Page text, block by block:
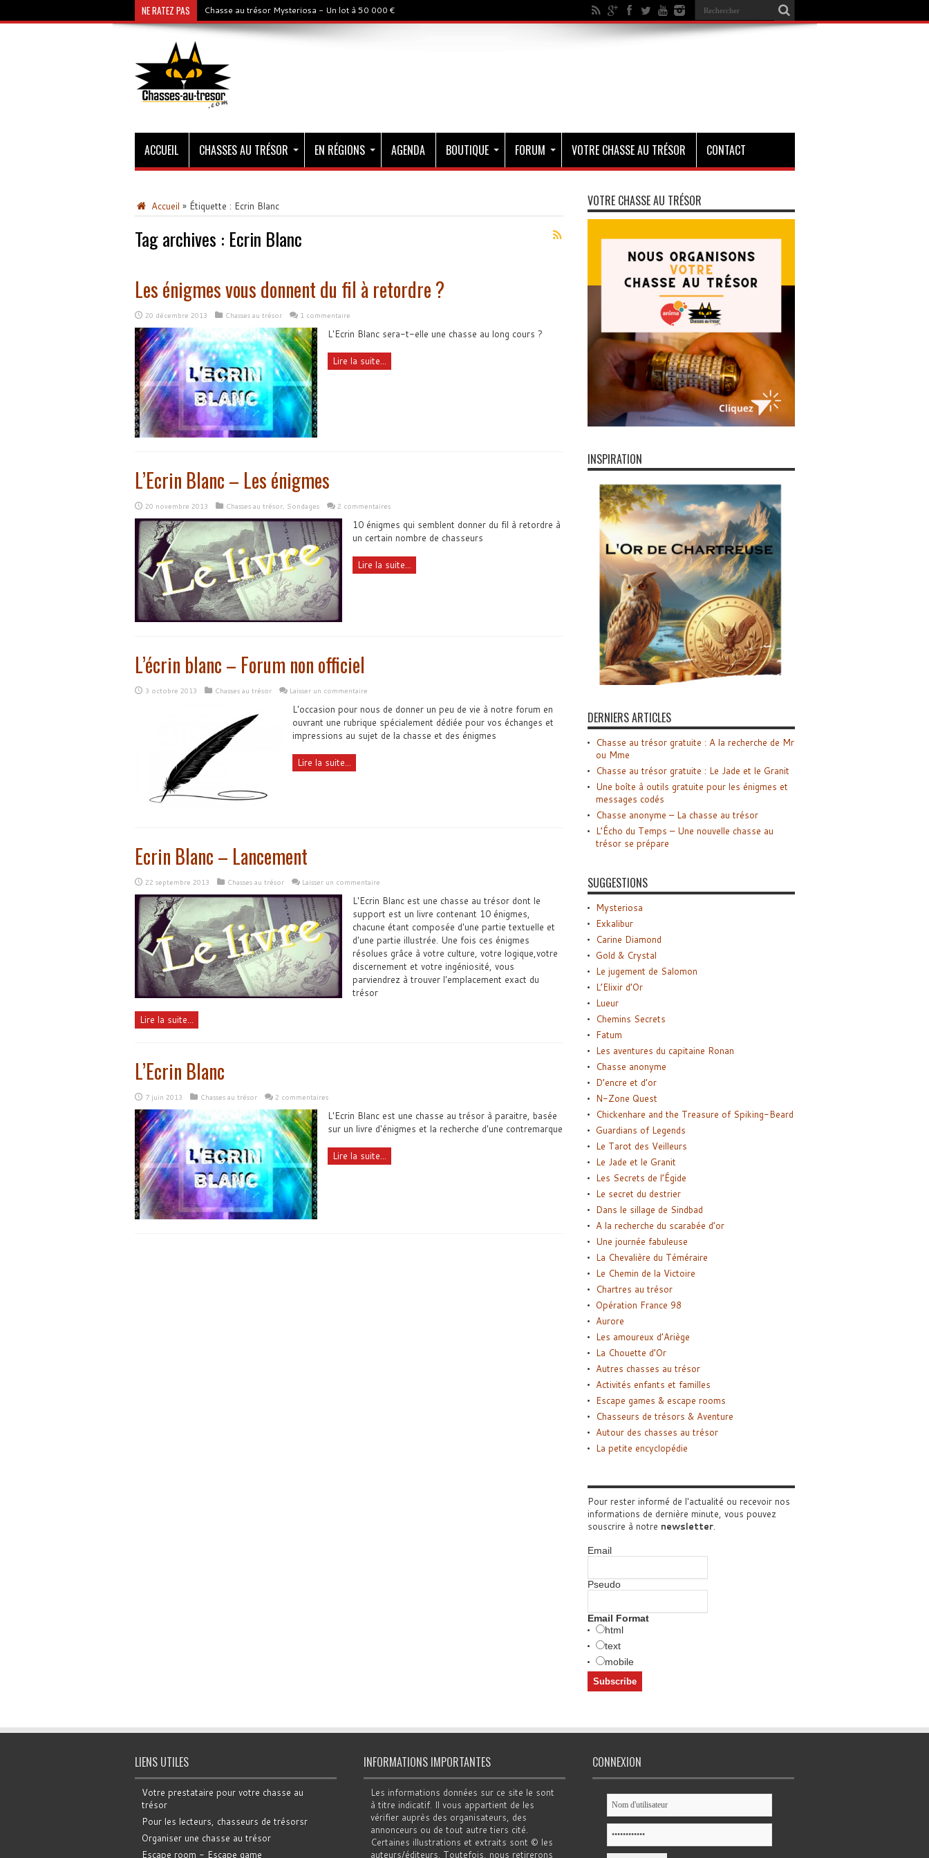
NE RATEZ PAS Chasse au trésor Mysteriosa - Un lot à 50 000 €
ACCUEIL CHASSES AU TRÉSOR EN RÉGIONS AGENDA BOUTIQUE FORUM VOTRE CHASSE AU TRÉSOR CONTACT
Accueil » Étiquette : Ecrin Blanc
Tag archives : Ecrin Blanc
Les énigmes vous donnent du fil à retordre ?
20 décembre 2013 Chasses au trésor 1 commentaire
L'Ecrin Blanc sera-t-elle une chasse au long cours ?
Lire la suite...
L’Ecrin Blanc – Les énigmes
20 novembre 2013 Chasses au trésor, Sondages 2 commentaires
10 énigmes qui semblent donner du fil à retordre à
un certain nombre de chasseurs
Lire la suite...
L’écrin blanc – Forum non officiel
3 octobre 2013 Chasses au trésor Laisser un commentaire
L'occasion pour nous de donner un peu de vie à notre forum en
ouvrant une rubrique spécialement dédiée pour vos échanges et
impressions au sujet de la chasse et des énigmes
Lire la suite...
Ecrin Blanc – Lancement
22 septembre 2013 Chasses au trésor Laisser un commentaire
L'Ecrin Blanc est une chasse au trésor dont le
support est un livre contenant 10 énigmes,
chacune étant composée d'une partie textuelle et
d'une partie illustrée. Une fois ces énigmes
résolues grâce à votre culture, votre logique,votre
discernement et votre ingéniosité, vous
parviendrez à trouver l'emplacement exact du
trésor
Lire la suite...
L’Ecrin Blanc
7 juin 2013 Chasses au trésor 2 commentaires
L'Ecrin Blanc est une chasse au trésor à paraitre, basée
sur un livre d'énigmes et la recherche d'une contremarque
Lire la suite...
VOTRE CHASSE AU TRÉSOR
INSPIRATION
DERNIERS ARTICLES
Chasse au trésor gratuite : A la recherche de Mr
ou Mme
Chasse au trésor gratuite : Le Jade et le Granit
Une boîte à outils gratuite pour les énigmes et
messages codés
Chasse anonyme – La chasse au trésor
L’Écho du Temps – Une nouvelle chasse au
trésor se prépare
SUGGESTIONS
Mysteriosa
Exkalibur
Carine Diamond
Gold & Crystal
Le jugement de Salomon
L’Elixir d’Or
Lueur
Chemins Secrets
Fatum
Les aventures du capitaine Ronan
Chasse anonyme
D’encre et d’or
N-Zone Quest
Chickenhare and the Treasure of Spiking-Beard
Guardians of Legends
Le Tarot des Veilleurs
Le Jade et le Granit
Les Secrets de l’Égide
Le secret du destrier
Dans le sillage de Sindbad
A la recherche du scarabée d’or
Une journée fabuleuse
La Chevalière du Téméraire
Le Chemin de la Victoire
Chartres au trésor
Opération France 98
Aurore
Les amoureux d’Ariège
La Chouette d’Or
Autres chasses au trésor
Activités enfants et familles
Escape games & escape rooms
Chasseurs de trésors & Aventure
Autour des chasses au trésor
La petite encyclopédie
Pour rester informé de l'actualité ou recevoir nos
informations de dernière minute, vous pouvez
souscrire à notre newsletter.
Email
Pseudo
Email Format
html
text
mobile
LIENS UTILES
Votre prestataire pour votre chasse au
trésor
Pour les lecteurs, chasseurs de trésorsr
Organiser une chasse au trésor
Escape room - Escape game
INFORMATIONS IMPORTANTES
Les informations données sur ce site le sont
à titre indicatif. Il vous appartient de les
vérifier auprès des organisateurs, des
annonceurs ou de tout autre tiers cité.
Certaines illustrations et extraits sont © les
auteurs/éditeurs. Toutefois, nous retirerons
CONNEXION